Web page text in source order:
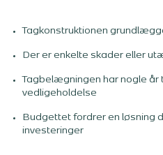
Tagkonstruktionen
Der er enkelte skader eller
Tagbelægningen har nogle år
vedligeholdelse
Budgettet fordrer en løsning
investeringer